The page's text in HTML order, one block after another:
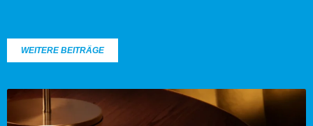
WEITERE BEITRÄGE